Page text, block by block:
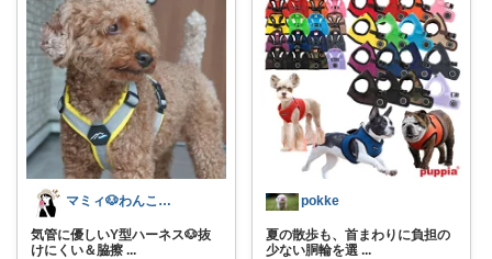
マミィ🐶わんこと暮らす｜お得情報係
気管に優しいY型ハーネス🐶抜
けにくい＆脇擦 ...
pokke
夏の散歩も、首まわりに負担の
少ない胴輪を選 ...